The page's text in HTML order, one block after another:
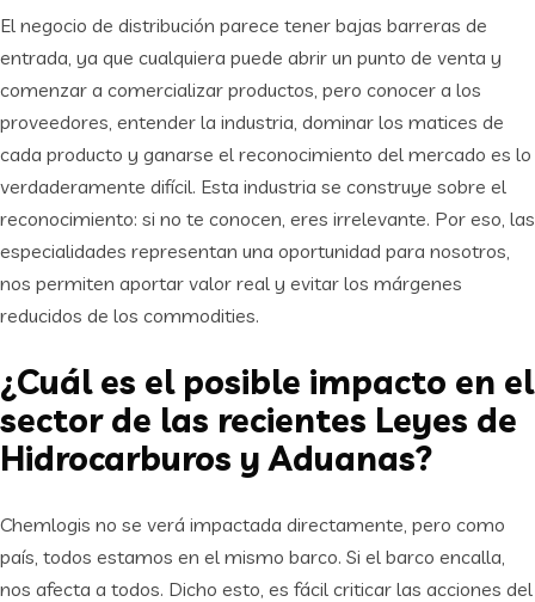
El negocio de distribución parece tener bajas barreras de
entrada, ya que cualquiera puede abrir un punto de venta y
comenzar a comercializar productos, pero conocer a los
proveedores, entender la industria, dominar los matices de
cada producto y ganarse el reconocimiento del mercado es lo
verdaderamente difícil. Esta industria se construye sobre el
reconocimiento: si no te conocen, eres irrelevante. Por eso, las
especialidades representan una oportunidad para nosotros,
nos permiten aportar valor real y evitar los márgenes
reducidos de los commodities.
¿Cuál es el posible impacto en el
sector de las recientes Leyes de
Hidrocarburos y Aduanas?
Chemlogis no se verá impactada directamente, pero como
país, todos estamos en el mismo barco. Si el barco encalla,
nos afecta a todos. Dicho esto, es fácil criticar las acciones del